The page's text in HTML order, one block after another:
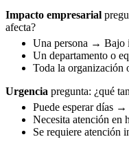
Impacto empresarial
afecta?
Una persona → Bajo
Un departamento o
Toda la
Urgencia pregunta: ¿qué
Puede esperar días
Necesita atención
Se requiere atención